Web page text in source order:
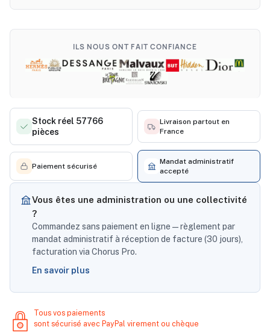
ILS NOUS ONT FAIT CONFIANCE
Stock réel 57766
pièces
Livraison partout en
France
Paiement sécurisé
Mandat administratif
accepté
Vous êtes une administration ou une collectivité
?
Commandez sans paiement en ligne — règlement par
mandat administratif à réception de facture (30 jours),
facturation via Chorus Pro.
En savoir plus
Tous vos paiements
sont sécurisé avec PayPal virement ou chèque